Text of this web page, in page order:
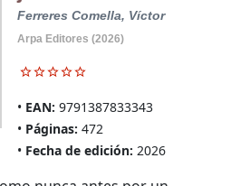
Ferreres Comella, Víctor
Arpa Editores (2026)
EAN: 9791387833343
Páginas: 472
Fecha de edición: 2026